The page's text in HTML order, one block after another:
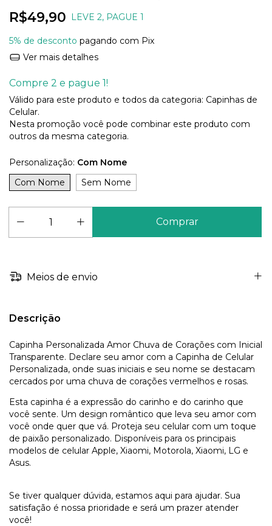
R$49,90 LEVE 2, PAGUE 1
5% de desconto pagando com Pix
Ver mais detalhes
Compre 2 e pague 1!
Válido para este produto e todos da categoria: Capinhas de
Celular.
Nesta promoção você pode combinar este produto com
outros da mesma categoria.
Personalização: Com Nome
Com Nome
Sem Nome
Meios de envio
Descrição
Capinha Personalizada Amor Chuva de Corações com Inicial
Transparente. Declare seu amor com a Capinha de Celular
Personalizada, onde suas iniciais e seu nome se destacam
cercados por uma chuva de corações vermelhos e rosas.
Esta capinha é a expressão do carinho e do carinho que
você sente. Um design romântico que leva seu amor com
você onde quer que vá. Proteja seu celular com um toque
de paixão personalizado. Disponíveis para os principais
modelos de celular Apple, Xiaomi, Motorola, Xiaomi, LG e
Asus.
Se tiver qualquer dúvida, estamos aqui para ajudar. Sua
satisfação é nossa prioridade e será um prazer atender
você!